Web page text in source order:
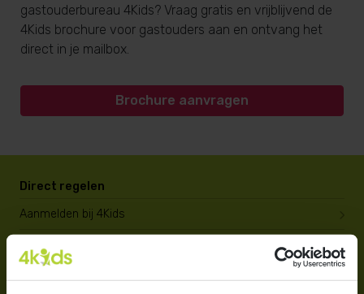
gastouderbureau 4Kids? Vraag gratis en vrijblijvend de
4Kids brochure voor gastouders aan en ontvang het
direct in je mailbox.
Brochure aanvragen
Direct regelen
Aanmelden bij 4Kids
Brochure aanvragen